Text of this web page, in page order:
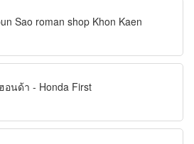
Sao roman shop Khon Kaen
นด้า - Honda First